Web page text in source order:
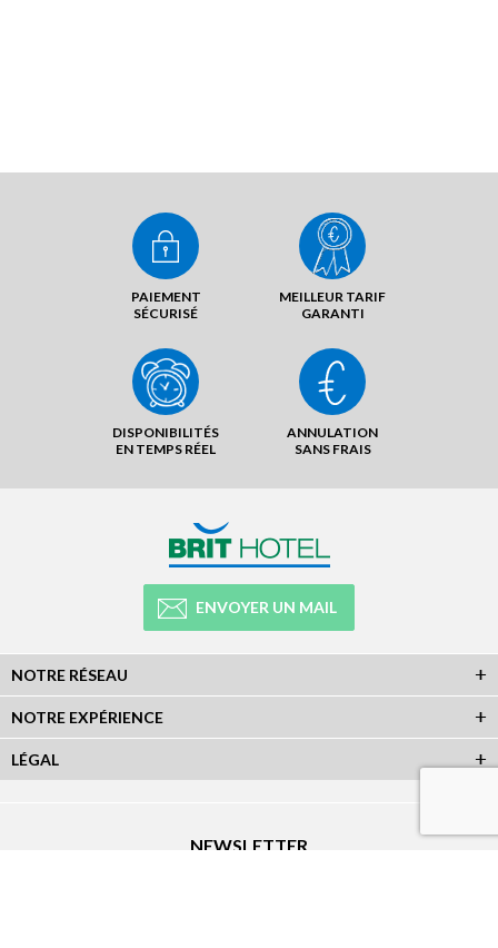
PAIEMENT
SÉCURISÉ
MEILLEUR TARIF
GARANTI
DISPONIBILITÉS
EN TEMPS RÉEL
ANNULATION
SANS FRAIS
ENVOYER UN MAIL
NOTRE RÉSEAU
NOTRE EXPÉRIENCE
LÉGAL
NEWSLETTER